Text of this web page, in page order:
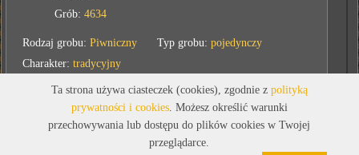
Grób:4634
Rodzaj grobu:Piwniczny Typ grobu:pojedynczy
Charakter:tradycyjny
DOMAGAŁA GUSTAWA
Przejdź do widoku
ur.15.03.1952
zm. 06.08.2020
Ta strona używa ciasteczek (cookies), zgodnie z polityką
prywatności i cookies. Możesz określić warunki
przechowywania lub dostępu do plików cookies w Twojej
przeglądarce.